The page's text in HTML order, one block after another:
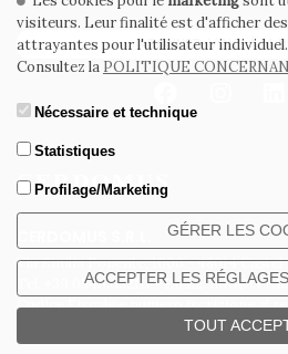
Via Emilia Ponente, 1000 - 48014
Tel. +39.0546.652111 - Email:
Codice Fiscale e numero iscrizione al
02620780391 - REA RA 217992 -
ABONNEZ-VOUS À LA
visiteurs. Leur finalité est d'afficher
attrayantes pour l'utilisateur individuel.
Consultez la POLITIQUE
Nécessaire et technique
Statistiques
Profilage/Marketing
GÉRER LES
ACCEPTER LES
TOUT